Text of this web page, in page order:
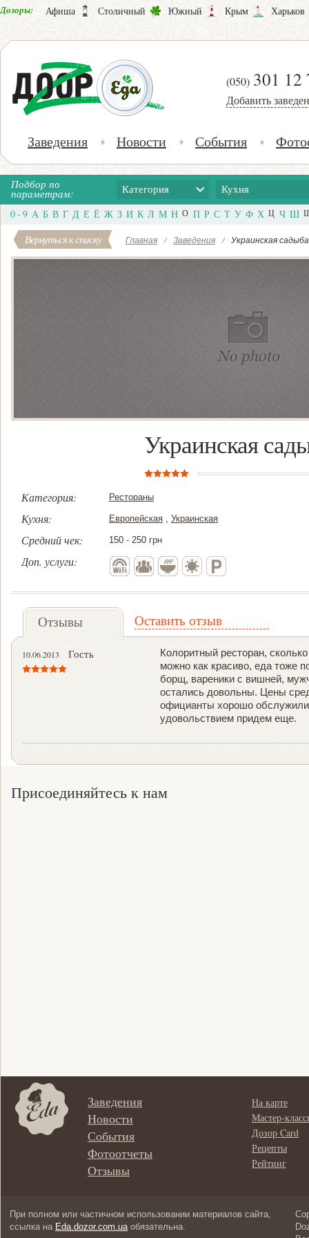
Дозоры: Афиша Столичный Южный Крым Харьков
(050) 301 12
Добавить
Заведения Новости События
Подбор по
параметрам: Категория Кухня
0 - 9 А Б В Г Д Е Ё Ж З И К Л М Н О П Р С Т У Ф Х Ц Ч Ш
Вернуться к списку Главная / Заведения / Украинская садыба
Украинская
Категория: Рестораны
Кухня: Европейская , Украинская
Средний чек: 150 - 250 грн
Доп. услуги:
Отзывы Оставить отзыв
10.06.2013 Гость
Колоритный ресторан,
можно как красиво, еда тоже
борщ, вареники с вишней,
остались довольны. Цены
официанты хорошо
удовольствием придем еще.
Присоединяйтесь к нам
Заведения
Новости
События
Фотоотчеты
Отзывы
На карте
Мастер-
Дозор Card
Рецепты
Рейтинг
При полном или частичном использовании материалов сайта,
ссылка на Eda.dozor.com.uaобязательна.